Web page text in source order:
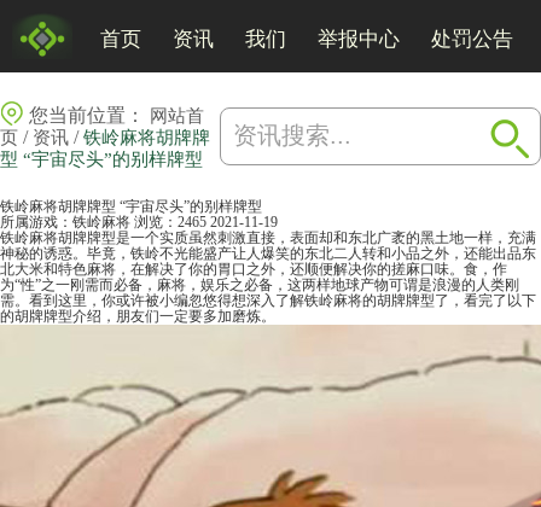
首页 资讯 我们 举报中心 处罚公告
您当前位置：
网站首
页 / 资讯 /铁岭麻将胡牌牌
型 “宇宙尽头”的别样牌型
铁岭麻将胡牌牌型 “宇宙尽头”的别样牌型
所属游戏： 铁岭麻将 浏览：2465 2021-11-19
铁岭麻将胡牌牌型是一个实质虽然刺激直接，表面却和东北广袤的黑土地一样，充满
神秘的诱惑。毕竟，铁岭不光能盛产让人爆笑的东北二人转和小品之外，还能出品东
北大米和特色麻将 ，在解决了你的胃口之外，还顺便解决你的搓麻口味。食，作
为“性”之一刚需而必备，麻将，娱乐之必备，这两样地球产物可谓是浪漫的人类刚
需。看到这里，你或许被小编忽悠得想深入了解铁岭麻将的胡牌牌型了，看完了以下
的胡牌牌型介绍，朋友们一定要多加磨炼。